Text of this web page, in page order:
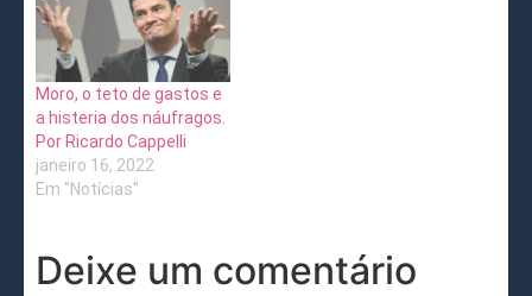
Moro, o teto de gastos e
a histeria dos náufragos.
Por Ricardo Cappelli
janeiro 16, 2022
Em "Notícias"
Deixe um comentário